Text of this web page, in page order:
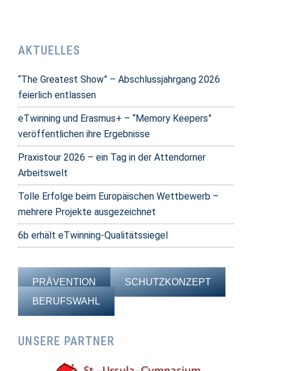
AKTUELLES
“The Greatest Show” – Abschlussjahrgang 2026
feierlich entlassen
eTwinning und Erasmus+ – “Memory Keepers”
veröffentlichen ihre Ergebnisse
Praxistour 2026 – ein Tag in der Attendorner
Arbeitswelt
Tolle Erfolge beim Europäischen Wettbewerb –
mehrere Projekte ausgezeichnet
6b erhält eTwinning-Qualitätssiegel
PRÄVENTION
SCHUTZKONZEPT
BERUFSWAHL
UNSERE PARTNER